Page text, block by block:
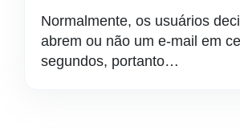
Normalmente, os usuários
abrem ou não um e-mail em
segundos, portanto…